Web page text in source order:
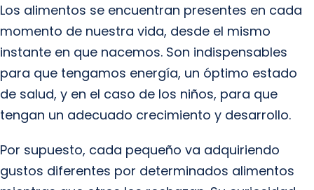
Los alimentos se encuentran presentes en cada
momento de nuestra vida, desde el mismo
instante en que nacemos. Son indispensables
para que tengamos energía, un óptimo estado
de salud, y en el caso de los niños, para que
tengan un adecuado crecimiento y desarrollo.
Por supuesto, cada pequeño va adquiriendo
gustos diferentes por determinados alimentos